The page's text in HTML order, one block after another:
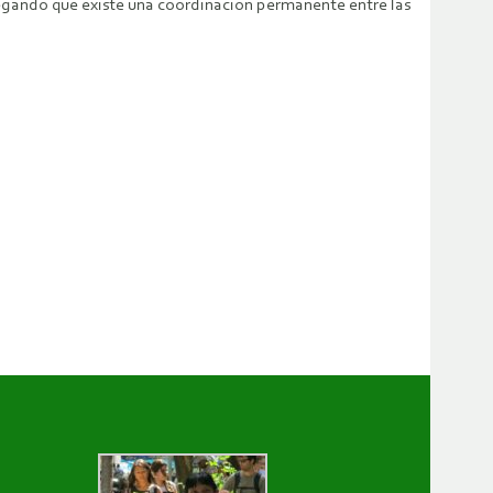
que existe una coordinación permanente entre las